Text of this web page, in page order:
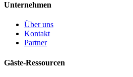
Unternehmen
Über uns
Kontakt
Partner
Gäste-Ressourcen